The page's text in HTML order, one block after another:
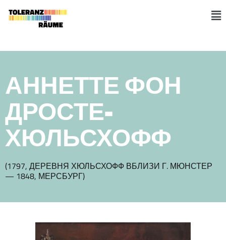
content
АННЕТТЕ ФОН
ДРОСТЕ-
ХЮЛЬСХОФФ
(1797, ДЕРЕВНЯ ХЮЛЬСХОФФ ВБЛИЗИ Г. МЮНСТЕР
— 1848, МЕРСБУРГ)